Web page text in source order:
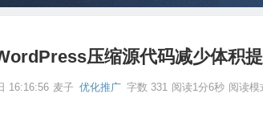
压缩源代码减少体积
16:16:56 麦子 优化推广 字数 331 阅读1分6秒 阅读模